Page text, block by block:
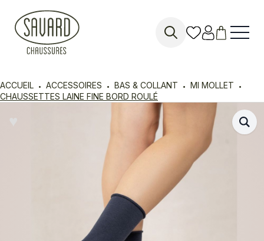
ACCUEIL ACCESSOIRES BAS & COLLANT
MI MOLLET
CHAUSSETTES LAINE FINE BORD ROULÉ